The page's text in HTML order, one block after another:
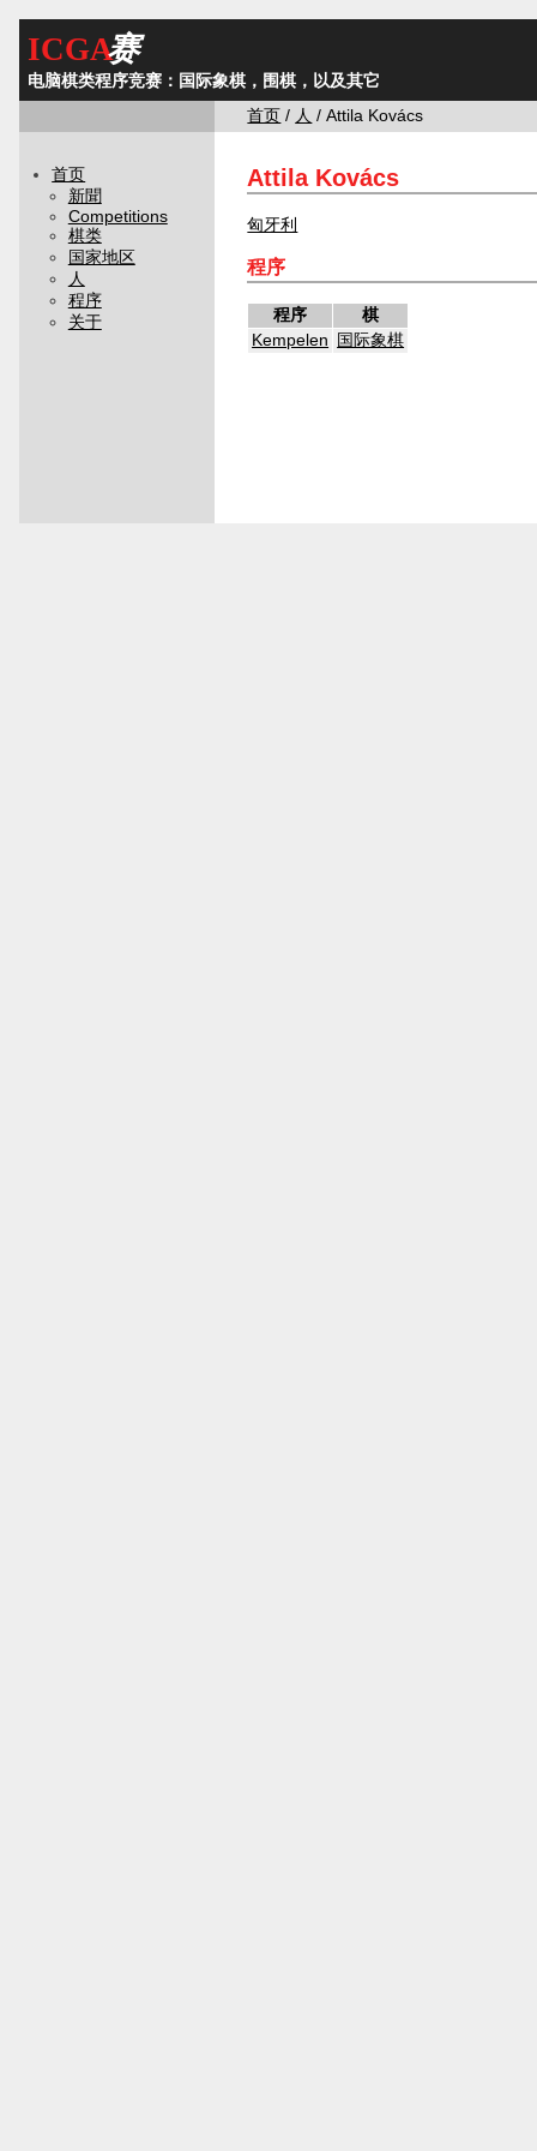
ICGA赛
电脑棋类程序竞赛：国际象棋，围棋，以及其它
首页 / 人 / Attila Kovács
首页
新聞
Competitions
棋类
国家地区
人
程序
关于
Attila Kovács
匈牙利
程序
程序
棋
Kempelen
国际象棋